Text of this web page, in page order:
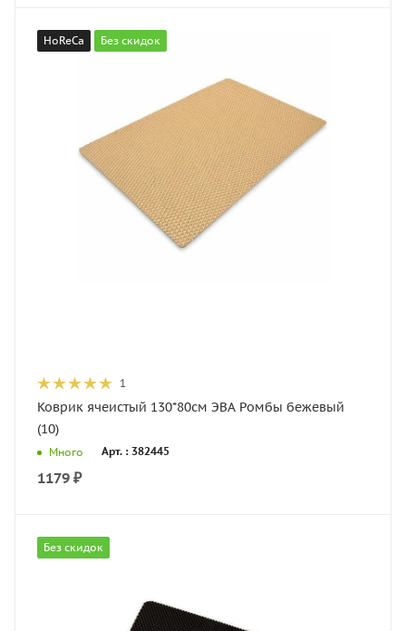
HoReCa Без скидок
1
Коврик ячеистый 130*80см ЭВА Ромбы бежевый
(10)
Много Арт. : 382445
1179 ₽
Без скидок